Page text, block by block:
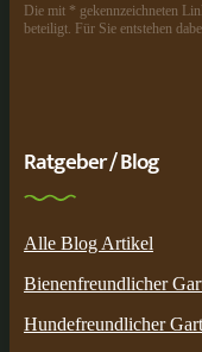
Die mit * gekennzeichneten
beteiligt. Für Sie entstehen
Ratgeber / Blog
Alle Blog Artikel
Bienenfreundlicher
Hundefreundlicher